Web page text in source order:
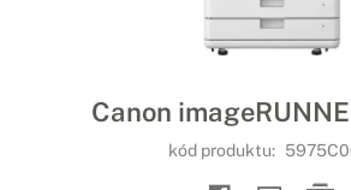
Canon
kód produktu: